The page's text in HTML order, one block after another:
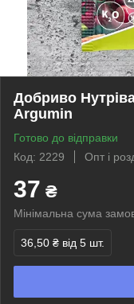
Добриво
Argumin
Готово до відправки
Код: 2229
Опт і
37 ₴
Мінімальна сума
36,50 ₴ від 5 шт.